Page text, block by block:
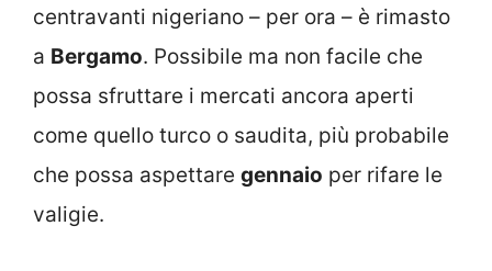
centravanti nigeriano – per ora – è rimasto
a Bergamo. Possibile ma non facile che
possa sfruttare i mercati ancora aperti
come quello turco o saudita, più probabile
che possa aspettare gennaio per rifare le
valigie.